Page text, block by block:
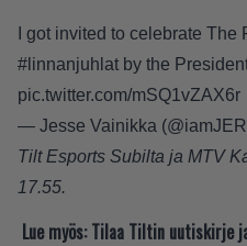
I got invited to celebrate
#linnanjuhlat by the
pic.twitter.com/mSQ1vZAX6r
— Jesse Vainikka
Tilt Esports Subilta ja MTV
17.55.
Lue myös: Tilaa Tiltin uutiskirje